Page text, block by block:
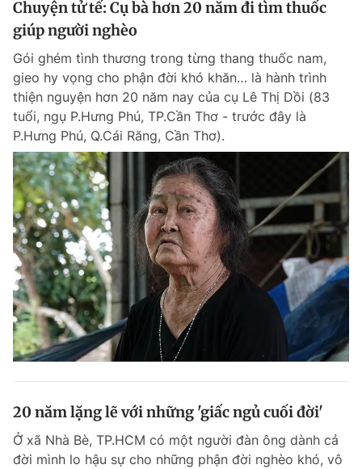
Chuyện tử tế: Cụ bà hơn 20 năm đi tìm thuốc
giúp người nghèo
Gói ghém tình thương trong từng thang thuốc nam,
gieo hy vọng cho phận đời khó khăn… là hành trình
thiện nguyện hơn 20 năm nay của cụ Lê Thị Dồi (83
tuổi, ngụ P.Hưng Phú, TP.Cần Thơ - trước đây là
P.Hưng Phú, Q.Cái Răng, Cần Thơ).
20 năm lặng lẽ với những 'giấc ngủ cuối đời'
Ở xã Nhà Bè, TP.HCM có một người đàn ông dành cả
đời mình lo hậu sự cho những phận đời nghèo khó, vô